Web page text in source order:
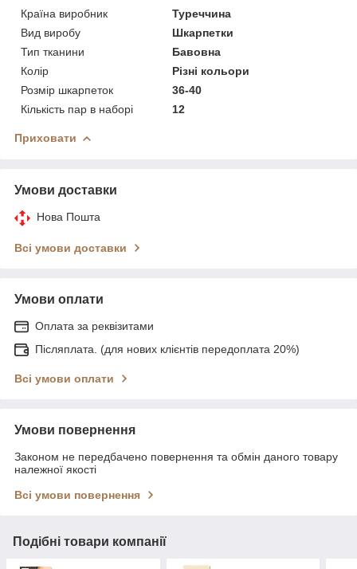
Країна виробник
Туреччина
Вид виробу
Шкарпетки
Тип тканини
Бавовна
Колір
Різні кольори
Розмір шкарпеток
36-40
Кількість пар в наборі
12
Приховати
Умови доставки
Нова Пошта
Всі умови доставки
Умови оплати
Оплата за реквізитами
Післяплата. (для нових клієнтів передоплата 20%)
Всі умови оплати
Умови повернення
Законом не передбачено повернення та обмін даного товару
належної якості
Всі умови повернення
Подібні товари компанії